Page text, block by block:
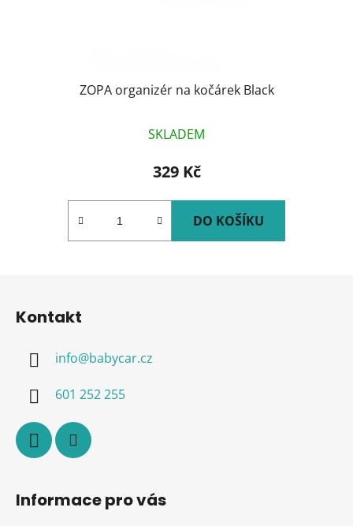
ZOPA organizér na kočárek Black
SKLADEM
329 Kč
DO KOŠÍKU
Kontakt
info@babycar.cz
601 252 255
Informace pro vás